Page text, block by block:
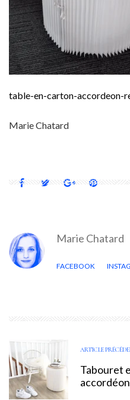
table-en-carton-accordeon-
Marie Chatard
Marie Chatard
FACEBOOK
ARTICLE
Tabouret
accordéon